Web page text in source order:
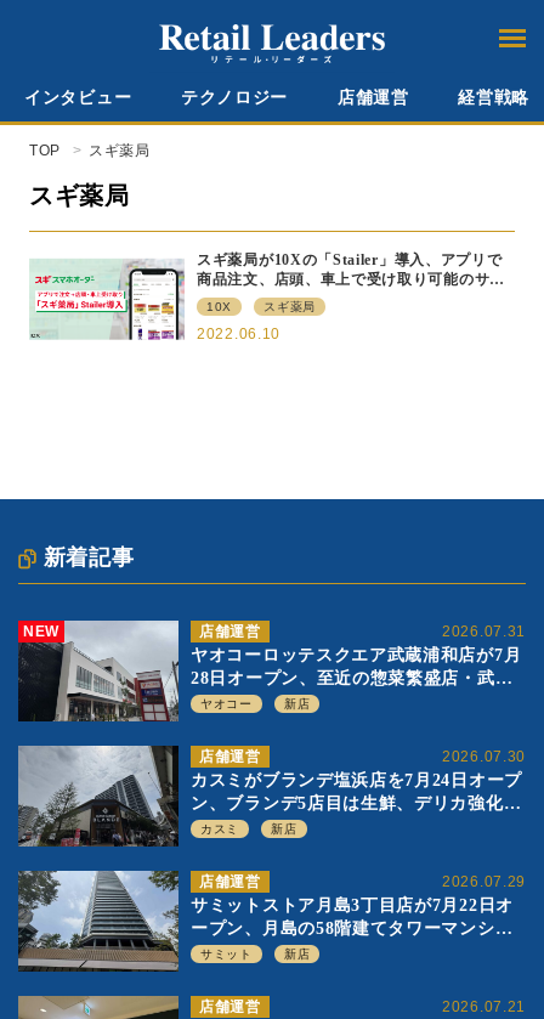
インタビュー テクノロジー 店舗運営 経営戦略
TOP スギ薬局
スギ薬局
スギ薬局が10Xの「Stailer」導入、アプリで
商品注文、店頭、車上で受け取り可能のサー
ビスの実証実験を開始
10X スギ薬局
2022.06.10
新着記事
NEW 2026.07.31
店舗運営
ヤオコーロッテスクエア武蔵浦和店が7月
28日オープン、至近の惣菜繁盛店・武蔵
浦和店とは生鮮強化、ですみ分け
ヤオコー 新店
2026.07.30
店舗運営
カスミがブランデ塩浜店を7月24日オープ
ン、ブランデ5店目は生鮮、デリカ強化の
一方で通常店の要素も取り入れ
カスミ 新店
2026.07.29
店舗運営
サミットストア月島3丁目店が7月22日オ
ープン、月島の58階建てタワーマンショ
ン1階に生鮮強化の小商圏型店を出店
サミット 新店
2026.07.21
店舗運営